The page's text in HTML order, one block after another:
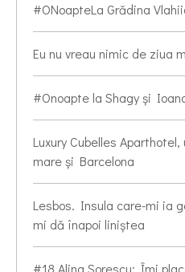
#ONoapteLa Grădina
Eu nu vreau nimic de ziua
#Onoapte la Shagy și
Luxury Cubelles
mare și Barcelona
Lesbos. Insula care-mi ia
mi dă înapoi liniștea
#18 Alina Sorescu: Îmi